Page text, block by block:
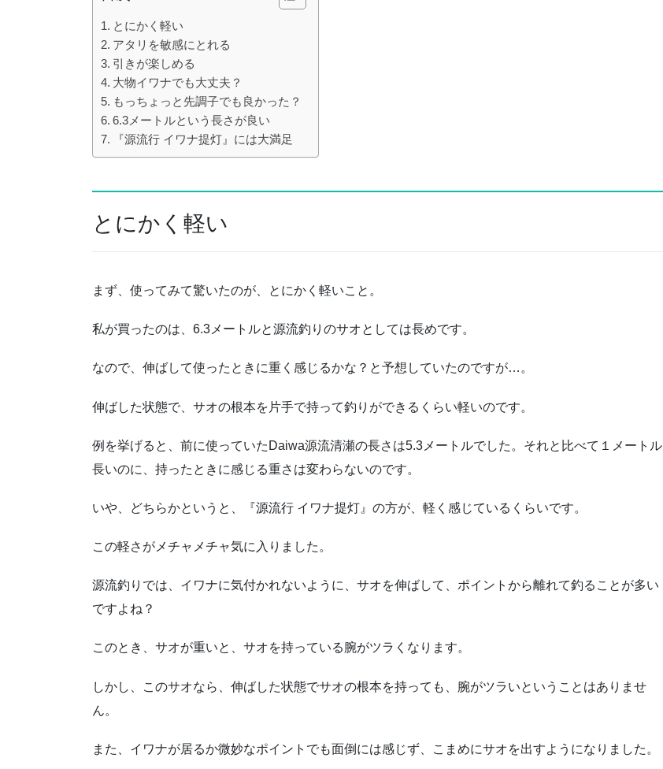
とにかく軽い
アタリを敏感にとれる
引きが楽しめる
大物イワナでも大丈夫？
もっちょっと先調子でも良かった？
6.3メートルという長さが良い
『源流行 イワナ提灯』には大満足
とにかく軽い
まず、使ってみて驚いたのが、とにかく軽いこと。
私が買ったのは、6.3メートルと源流釣りのサオとしては長めです。
なので、伸ばして使ったときに重く感じるかな？と予想していたのですが…。
伸ばした状態で、サオの根本を片手で持って釣りができるくらい軽いのです。
例を挙げると、前に使っていたDaiwa源流清瀬の長さは5.3メートルでした。それと比べて１メートル
長いのに、持ったときに感じる重さは変わらないのです。
いや、どちらかというと、『源流行 イワナ提灯』の方が、軽く感じているくらいです。
この軽さがメチャメチャ気に入りました。
源流釣りでは、イワナに気付かれないように、サオを伸ばして、ポイントから離れて釣ることが多い
ですよね？
このとき、サオが重いと、サオを持っている腕がツラくなります。
しかし、このサオなら、伸ばした状態でサオの根本を持っても、腕がツラいということはありませ
ん。
また、イワナが居るか微妙なポイントでも面倒には感じず、こまめにサオを出すようになりました。